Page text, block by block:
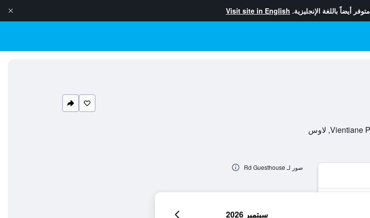
متوفر أيضاً باللغة الإنجليزية. Visit site in English
صور لـ Rd Guesthouse
سبتمبر 2026